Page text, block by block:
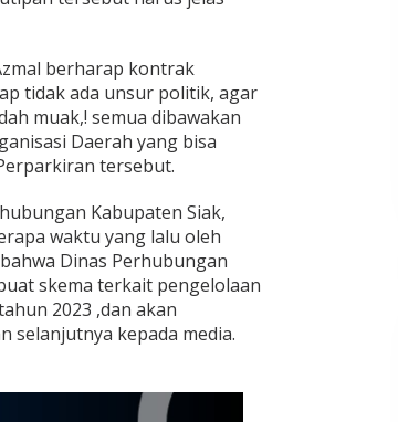
berharap kontrak
tidak ada unsur politik, agar
muak,! semua dibawakan
Daerah yang bisa
tersebut.
Kabupaten Siak,
waktu yang lalu oleh
Dinas Perhubungan
skema terkait pengelolaan
2023 ,dan akan
selanjutnya kepada media.